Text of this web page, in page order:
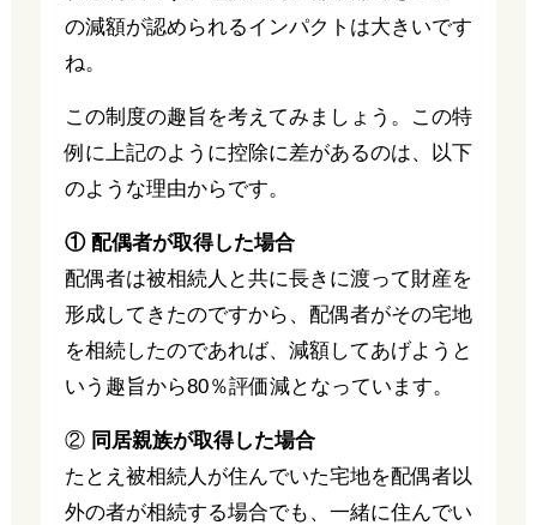
の減額が認められるインパクトは大きいです
ね。
この制度の趣旨を考えてみましょう。この特
例に上記のように控除に差があるのは、以下
のような理由からです。
① 配偶者が取得した場合
配偶者は被相続人と共に長きに渡って財産を
形成してきたのですから、配偶者がその宅地
を相続したのであれば、減額してあげようと
いう趣旨から80％評価減となっています。
② 同居親族が取得した場合
たとえ被相続人が住んでいた宅地を配偶者以
外の者が相続する場合でも、一緒に住んでい